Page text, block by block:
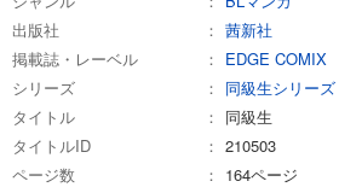
出版社
茜新社
掲載誌・レーベル
EDGE COMIX
シリーズ
同級生シリーズ
タイトル
同級生
タイトルID
210503
ページ数
164ページ